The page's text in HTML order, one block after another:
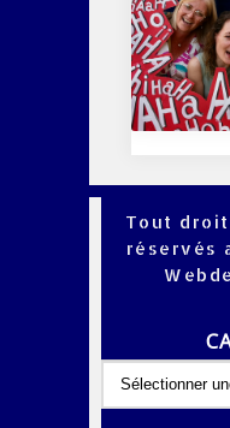
Tout
réservés
Catégories